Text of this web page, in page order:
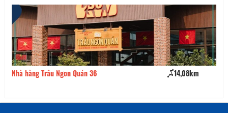
Nhà hàng Trâu Ngon Quán 36 14,08km